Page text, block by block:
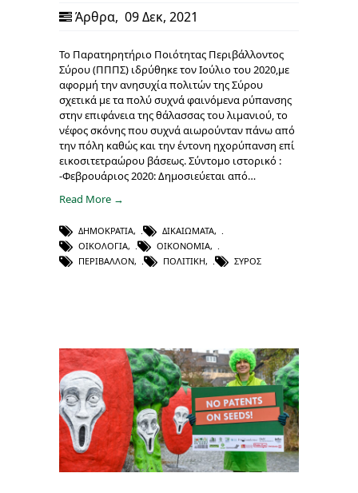
Άρθρα, 09 Δεκ, 2021
Το Παρατηρητήριο Ποιότητας Περιβάλλοντος
Σύρου (ΠΠΠΣ) ιδρύθηκε τον Ιούλιο του 2020,με
αφορμή την ανησυχία πολιτών της Σύρου
σχετικά με τα πολύ συχνά φαινόμενα ρύπανσης
στην επιφάνεια της θάλασσας του λιμανιού, το
νέφος σκόνης που συχνά αιωρούνταν πάνω από
την πόλη καθώς και την έντονη ηχορύπανση επί
εικοσιτετραώρου βάσεως. Σύντομο ιστορικό :
-Φεβρουάριος 2020: Δημοσιεύεται από…
Read More →
ΔΗΜΟΚΡΑΤΊΑ, ΔΙΚΑΙΏΜΑΤΑ,
ΟΙΚΟΛΟΓΊΑ, ΟΙΚΟΝΟΜΊΑ,
ΠΕΡΙΒΆΛΛΟΝ, ΠΟΛΙΤΙΚΉ, ΣΎΡΟΣ